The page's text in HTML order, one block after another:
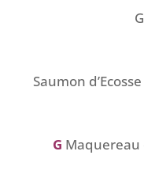
Saumon
G Maquereau